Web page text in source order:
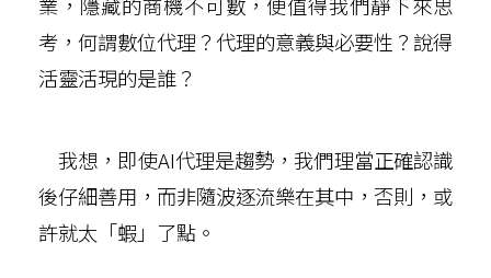
業，隱藏的商機不可數，便值得我們靜下來思
考，何謂數位代理？代理的意義與必要性？說得
活靈活現的是誰？
我想，即使AI代理是趨勢，我們理當正確認識
後仔細善用，而非隨波逐流樂在其中，否則，或
許就太「蝦」了點。